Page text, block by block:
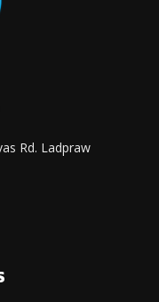
Rd. Ladpraw